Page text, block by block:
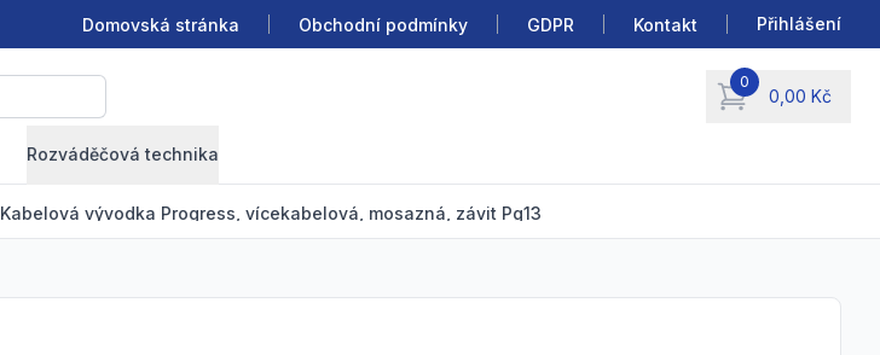
Domovská stránka Obchodní podmínky GDPR Kontakt Přihlášení
0
0,00 Kč
items in cart, view
Rozváděčová technika
Kabelová vývodka Progress, vícekabelová, mosazná, závit Pg13